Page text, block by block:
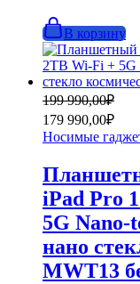
В корзину
199 990,00₽
Первоначальная
цена
составляла
199
179 990,00₽
Текущая
цена:
179
990,00₽.
Носимые
iPad Pro
5G Nano-
нано
MWT13